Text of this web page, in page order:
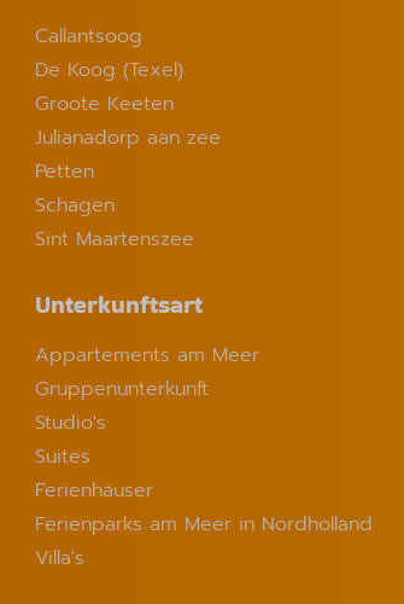
Callantsoog
De Koog (Texel)
Groote Keeten
Julianadorp aan zee
Petten
Schagen
Sint Maartenszee
Unterkunftsart
Appartements am Meer
Gruppenunterkunft
Studio's
Suites
Ferienhäuser
Ferienparks am Meer in Nordholland
Villa's